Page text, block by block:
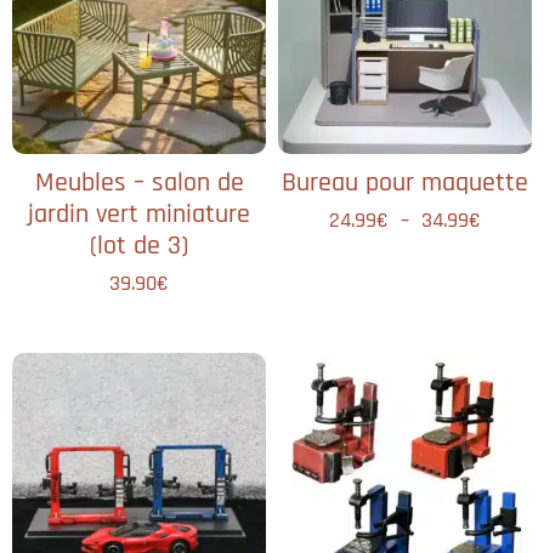
Meubles – salon de
jardin vert miniature
(lot de 3)
39.90€
Bureau pour maquette
24.99€ – 34.99€